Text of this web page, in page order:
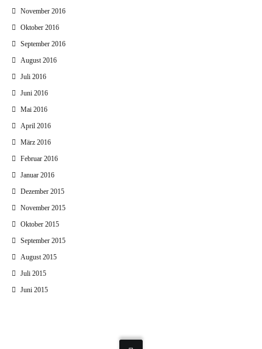
November 2016
Oktober 2016
September 2016
August 2016
Juli 2016
Juni 2016
Mai 2016
April 2016
März 2016
Februar 2016
Januar 2016
Dezember 2015
November 2015
Oktober 2015
September 2015
August 2015
Juli 2015
Juni 2015